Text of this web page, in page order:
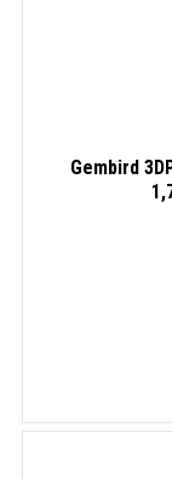
Gembird